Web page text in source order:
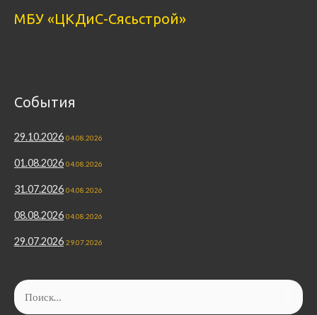
МБУ «ЦКДиС-Сясьстрой»
События
29.10.2026 04.08.2026
01.08.2026 04.08.2026
31.07.2026 04.08.2026
08.08.2026 04.08.2026
29.07.2026 29.07.2026
Найти: